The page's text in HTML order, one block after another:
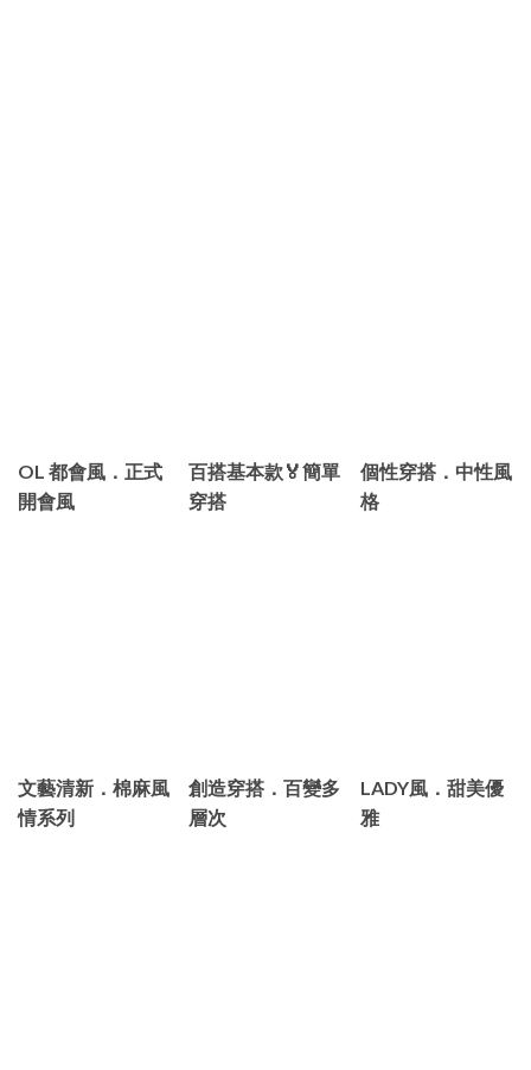
OL 都會風．正式
開會風
百搭基本款🏅簡單
穿搭
個性穿搭．中性風
格
文藝清新．棉麻風
情系列
創造穿搭．百變多
層次
LADY風．甜美優
雅